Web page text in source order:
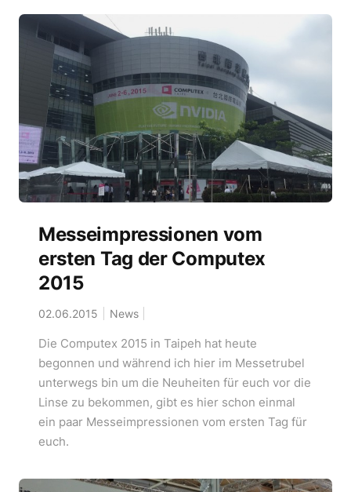
Messeimpressionen vom
ersten Tag der Computex
2015
02.06.2015 News
Die Computex 2015 in Taipeh hat heute
begonnen und während ich hier im Messetrubel
unterwegs bin um die Neuheiten für euch vor die
Linse zu bekommen, gibt es hier schon einmal
ein paar Messeimpressionen vom ersten Tag für
euch.